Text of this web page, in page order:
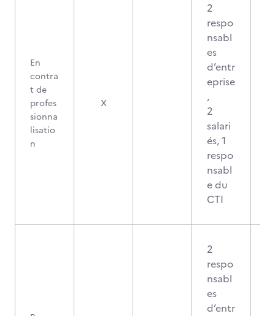
En
contra
t de
profes
sionna
lisatio
n
X
2
respo
nsabl
es
d’entr
eprise
,
2
salari
és, 1
respo
nsabl
e du
CTI
2
respo
nsabl
es
d’entr